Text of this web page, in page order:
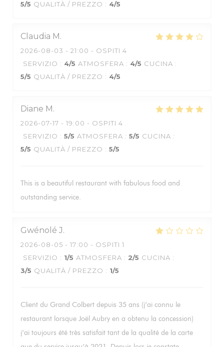
5/5 QUALITÀ / PREZZO : 4/5
Claudia M
2026-08-03 - 21:00 - OSPITI 4
SERVIZIO : 4/5 ATMOSFERA : 4/5 CUCINA :
5/5 QUALITÀ / PREZZO : 4/5
Diane M
2026-07-17 - 19:00 - OSPITI 4
SERVIZIO : 5/5 ATMOSFERA : 5/5 CUCINA :
5/5 QUALITÀ / PREZZO : 5/5
This is a beautiful restaurant with fabulous food and
outstanding service.
Gwénolé J
2026-08-05 - 17:00 - OSPITI 1
SERVIZIO : 1/5 ATMOSFERA : 2/5 CUCINA :
3/5 QUALITÀ / PREZZO : 1/5
Client du Grand Colbert depuis 35 ans (j’ai connu le
restaurant lorsque Joël Aubry en a obtenu la concession)
j’ai toujours été très satisfait tant de la qualité de la carte